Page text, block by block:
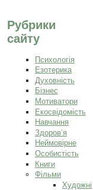
Рубрики
сайту
Психологія
Езотерика
Духовність
Бізнес
Мотиватори
Екосвідомість
Навчання
Здоров’я
Неймовірне
Особистість
Книги
Фільми
Художні